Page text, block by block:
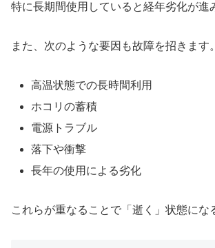
特に長期間使用していると経年劣化が進
また、次のような要因も故障を招きます。
高温状態での長時間利用
ホコリの蓄積
電源トラブル
落下や衝撃
長年の使用による劣化
これらが重なることで「逝く」状態にな